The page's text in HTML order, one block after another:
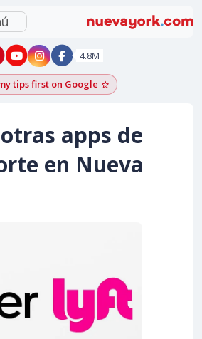
New York - YouTube
New York - Instagram
4.8M
tips first on GoogleAdd as a Google
apps de
en Nueva